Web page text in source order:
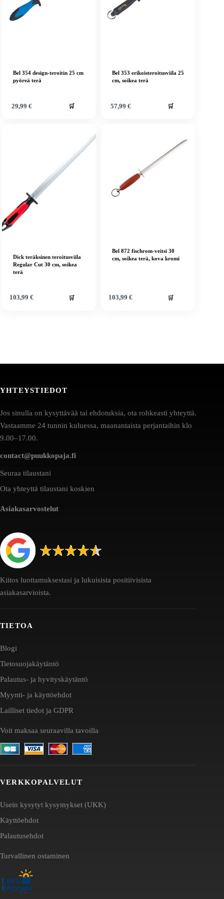
Bel 354 design-teroitin 25 cm
pyöreä terä
29,99 € 🛒
Bel 353 erikoisteroitusviila 25
cm, soikea terä
57,99 € 🛒
Dick teräksinen teroitusviila
Regular Cut 30 cm, soikea
terä
103,99€ 🛒
Bel 872 fischrom-veitsi 30
cm, soikea terä, kova kromi
103,99€ 🛒
YHTEYSTIEDOT
Jos sinulla on kysyttävää tai ehdotuksia, ota rohkeasti yhteyttä.
Vastaamme 24 tunnin kuluessa, maanantaista perjantaihin klo
9.00–17.00.
contact@puukkopaja.fi
Seuraa tilaustani
Ota yhteyttä tilaustani koskien
Asiakasarvostelut
Kiitos luottamuksestasi ja lukuisista positiivisista
asiakasarvioista.
TIETOA
Blogi
Tietosuojakäytäntö
Palautus- ja hyvityskäytäntö
Myynti- ja käyttöehdot
Lailliset tiedot ja GDPR
Voit maksaa seuraavilla tavoilla
VERKKOPALVELUT
Usein kysytyt kysymykset (UKK)
Käyttöehdot
Palautusehdot
Turvallinen ostaminen